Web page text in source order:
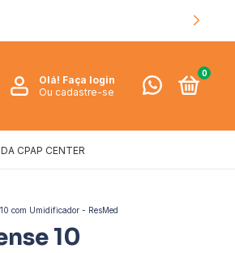
Olá! Faça login
Ou cadastre-se
0
CPAP CENTER
com Umidificador - ResMed
10